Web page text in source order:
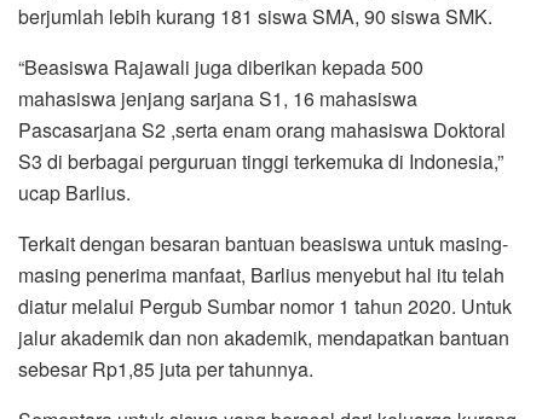
berjumlah lebih kurang 181 siswa SMA, 90 siswa SMK.
“Beasiswa Rajawali juga diberikan kepada 500
mahasiswa jenjang sarjana S1, 16 mahasiswa
Pascasarjana S2 ,serta enam orang mahasiswa Doktoral
S3 di berbagai perguruan tinggi terkemuka di Indonesia,”
ucap Barlius.
Terkait dengan besaran bantuan beasiswa untuk masing-
masing penerima manfaat, Barlius menyebut hal itu telah
diatur melalui Pergub Sumbar nomor 1 tahun 2020. Untuk
jalur akademik dan non akademik, mendapatkan bantuan
sebesar Rp1,85 juta per tahunnya.